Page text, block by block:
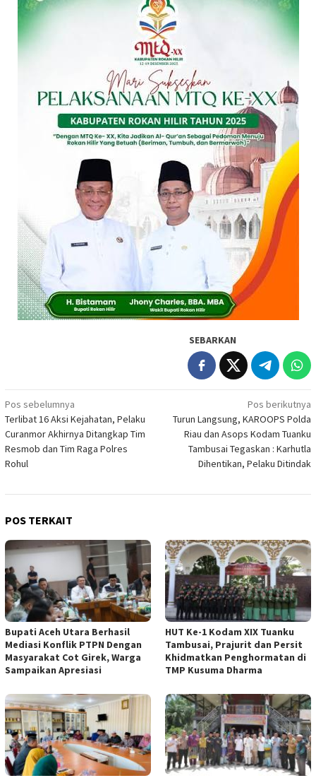
SEBARKAN
Navigasi
pos
Pos sebelumnya
Terlibat 16 Aksi Kejahatan, Pelaku
Curanmor Akhirnya Ditangkap Tim
Resmob dan Tim Raga Polres
Rohul
Pos berikutnya
Turun Langsung, KAROOPS Polda
Riau dan Asops Kodam Tuanku
Tambusai Tegaskan : Karhutla
Dihentikan, Pelaku Ditindak
POS TERKAIT
Bupati Aceh Utara Berhasil
Mediasi Konflik PTPN Dengan
Masyarakat Cot Girek, Warga
Sampaikan Apresiasi
HUT Ke-1 Kodam XIX Tuanku
Tambusai, Prajurit dan Persit
Khidmatkan Penghormatan di
TMP Kusuma Dharma